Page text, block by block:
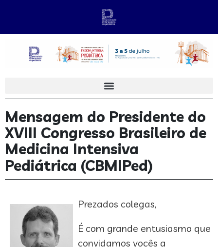
Mensagem do Presidente do
XVIII Congresso Brasileiro de
Medicina Intensiva
Pediátrica (CBMIPed)
Prezados colegas,
É com grande entusiasmo que
convidamos vocês a